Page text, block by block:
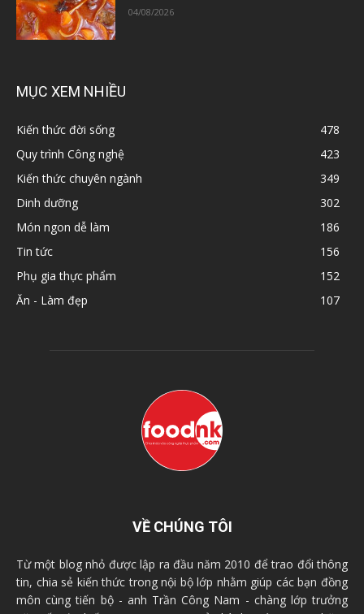
04/08/2026
MỤC XEM NHIỀU
Kiến thức đời sống
478
Quy trình Công nghệ
423
Kiến thức chuyên ngành
349
Dinh dưỡng
302
Món ngon dễ làm
186
Tin tức
156
Phụ gia thực phẩm
152
Ăn - Làm đẹp
107
VỀ CHÚNG TÔI
Từ một blog nhỏ được lập ra đầu năm 2010 để trao đổi thông
tin, chia sẻ kiến thức trong nội bộ lớp nhằm giúp các bạn đồng
môn cùng tiến bộ - anh Trần Công Nam - chàng lớp trưởng